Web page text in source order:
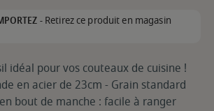
-Retirez ce produit en magasin
idéal pour vos couteaux de cuisine !
en acier de 23cm - Grain standard
bout de manche : facile à ranger